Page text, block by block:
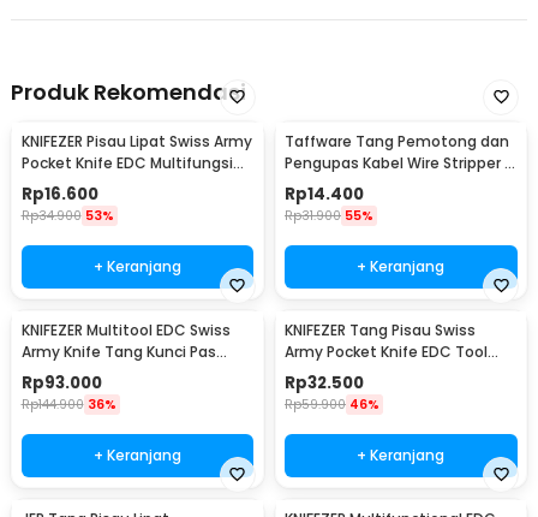
Produk Rekomendasi
KNIFEZER Pisau Lipat Swiss Army
Pocket Knife EDC Multifungsi
11in1 - A3011
Rp16.600
Rp34.900 53%
+ Keranjang
Taffware Tang Pemotong dan
Pengupas Kabel Wire Stripper 7
Slot - JM-CT4-12
Rp14.400
Rp31.900 55%
+ Keranjang
KNIFEZER Multitool EDC Swiss
Army Knife Tang Kunci Pas
Stainless Steel - MPG05
Rp93.000
Rp144.900 36%
+ Keranjang
KNIFEZER Tang Pisau Swiss
Army Pocket Knife EDC Tool
Stainless Steel - A3009
Rp32.500
Rp59.900 46%
+ Keranjang